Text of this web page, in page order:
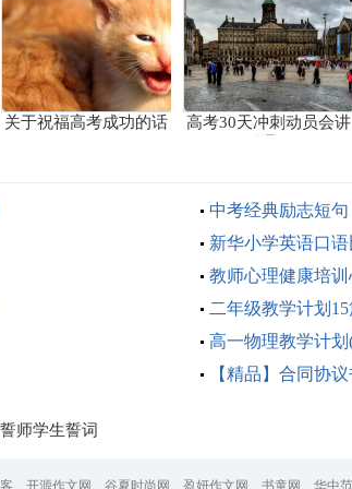
关于祝福高考成功的话
高考30天冲刺动员会讲
中考经典励志短句
新华小学英语口
教师心理健康培
二年级教学计划15
高一物理教学计划
【精品】合同协
师学生誓词
开源作文网 谷夏时尚网 盈妍作文网 书童网 华中